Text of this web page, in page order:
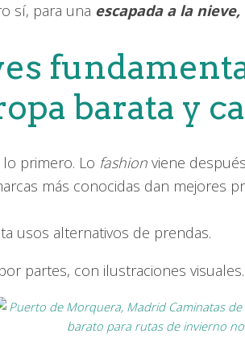
sí, para una escapada a la
barata y
primero. Lo fashion viene
más conocidas dan mejores
usos alternativos de prendas.
partes, con ilustraciones visuales.